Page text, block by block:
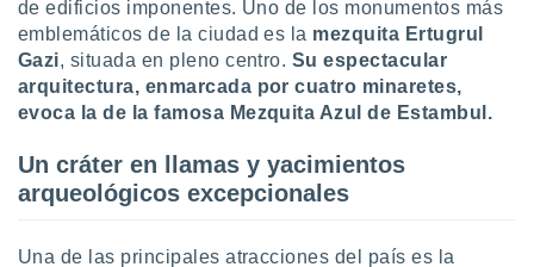
de
un
o acceder
de edificios imponentes. Uno de los monumentos más
emblemáticos de la ciudad es la mezquita Ertugrul
Gazi, situada en pleno centro. Su espectacular
arquitectura, enmarcada por cuatro minaretes,
evoca la de la famosa Mezquita Azul de Estambul.
Un cráter en llamas y yacimientos
arqueológicos excepcionales
Una de las principales atracciones del país es la